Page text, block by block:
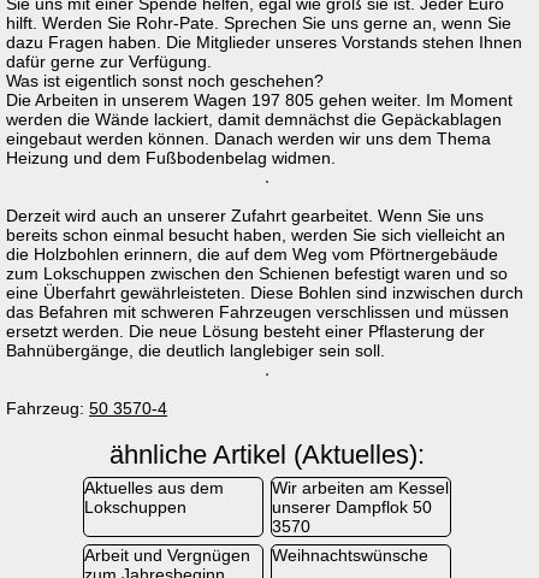
hilft. Werden Sie Rohr-Pate. Sprechen Sie uns gerne an, wenn Sie
dazu Fragen haben. Die Mitglieder unseres Vorstands stehen Ihnen
dafür gerne zur Verfügung.
Was ist eigentlich sonst noch geschehen?
Die Arbeiten in unserem Wagen 197 805 gehen weiter. Im Moment
werden die Wände lackiert, damit demnächst die Gepäckablagen
eingebaut werden können. Danach werden wir uns dem Thema
Heizung und dem Fußbodenbelag widmen.
Derzeit wird auch an unserer Zufahrt gearbeitet. Wenn Sie uns
bereits schon einmal besucht haben, werden Sie sich vielleicht an
die Holzbohlen erinnern, die auf dem Weg vom Pförtnergebäude
zum Lokschuppen zwischen den Schienen befestigt waren und so
eine Überfahrt gewährleisteten. Diese Bohlen sind inzwischen durch
das Befahren mit schweren Fahrzeugen verschlissen und müssen
ersetzt werden. Die neue Lösung besteht einer Pflasterung der
Bahnübergänge, die deutlich langlebiger sein soll.
Fahrzeug: 50 3570-4
ähnliche Artikel (Aktuelles):
Aktuelles aus dem
Lokschuppen
Wir arbeiten am Kessel
unserer Dampflok 50
3570
Arbeit und Vergnügen
Weihnachtswünsche